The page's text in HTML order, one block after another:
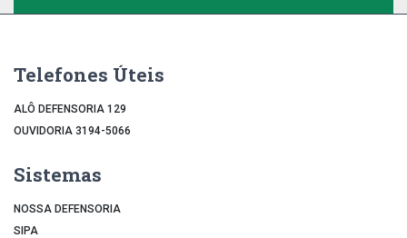
Telefones Úteis
ALÔ DEFENSORIA 129
OUVIDORIA 3194-5066
Sistemas
NOSSA DEFENSORIA
SIPA